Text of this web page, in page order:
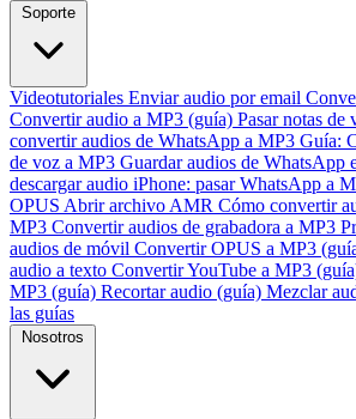
Soporte
Videotutoriales Enviar audio por email
Convertir audio a MP3 (guía) Pasar notas de
convertir audios de WhatsApp a MP3 Guía:
de voz a MP3 Guardar audios de WhatsApp
descargar audio iPhone: pasar WhatsApp a
OPUS Abrir archivo AMR Cómo convertir
MP3 Convertir audios de grabadora a MP3
audios de móvil Convertir OPUS a MP3
audio a texto Convertir YouTube a MP3
MP3 (guía) Recortar audio (guía) Mezclar
las guías
Nosotros